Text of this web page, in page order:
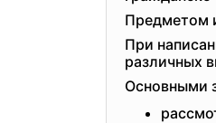
Предметом
При
различных
Основными